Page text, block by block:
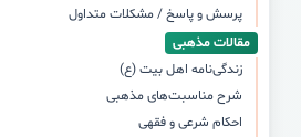
پرسش و پاسخ / مشکلات متداول
مقالات مذهبی
زندگی‌نامه اهل بیت (ع)
شرح مناسبت‌های مذهبی
احکام شرعی و فقهی